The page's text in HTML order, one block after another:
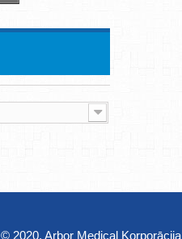
© 2020, Arbor Medical Korporācija